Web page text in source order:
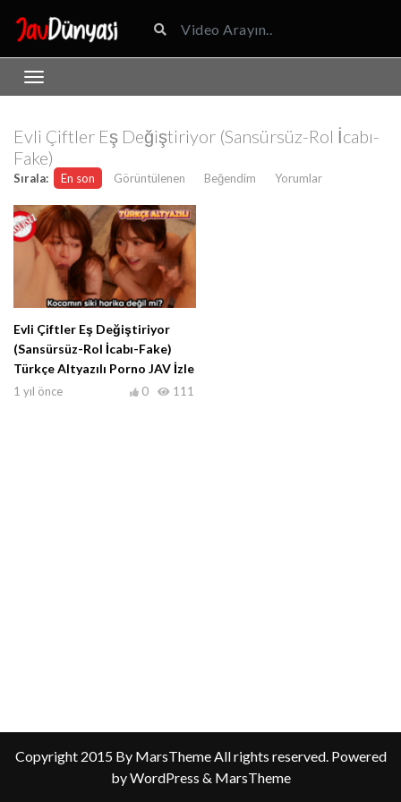
Evli Çiftler Eş Değiştiriyor (Sansürsüz-Rol İcabı-
Fake)
Sırala: En son Görüntülenen Beğendim Yorumlar
Evli Çiftler Eş Değiştiriyor
(Sansürsüz-Rol İcabı-Fake)
Türkçe Altyazılı Porno JAV İzle
1 yıl önce 111
0
Copyright 2015 By MarsTheme All rights reserved. Powered
by WordPress & MarsTheme